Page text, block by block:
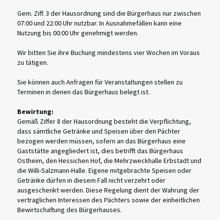
Gem. Ziff. 3 der Hausordnung sind die Bürgerhaus nur zwischen
07:00 und 22:00 Uhr nutzbar. In Ausnahmefällen kann eine
Nutzung bis 00:00 Uhr genehmigt werden.
Wir bitten Sie ihre Buchung mindestens vier Wochen im Voraus
zu tätigen.
Sie können auch Anfragen für Veranstaltungen stellen zu
Terminen in denen das Bürgerhaus belegt ist.
Bewirtung:
Gemäß Ziffer 8 der Hausordnung besteht die Verpflichtung,
dass sämtliche Getränke und Speisen über den Pächter
bezogen werden müssen, sofern an das Bürgerhaus eine
Gaststätte angegliedert ist, dies betrifft das Bürgerhaus
Ostheim, den Hessichen Hof, die Mehrzweckhalle Erbstadt und
die Willi-Salzmann-Halle. Eigene mitgebrachte Speisen oder
Getränke dürfen in diesem Fall nicht verzehrt oder
ausgeschenkt werden. Diese Regelung dient der Wahrung der
vertraglichen Interessen des Pächters sowie der einheitlichen
Bewirtschaftung des Bürgerhauses.